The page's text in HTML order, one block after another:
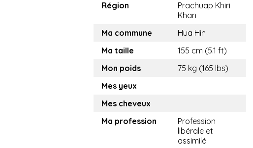
Région
Prachuap Khiri
Khan
Ma commune
Hua Hin
Ma taille
155 cm (5.1 ft)
Mon poids
75 kg (165 lbs)
Mes yeux
Mes cheveux
Ma profession
Profession
libérale et
assimilé